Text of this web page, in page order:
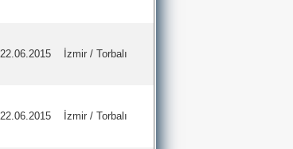
22.06.2015 İzmir / Torbalı
22.06.2015 İzmir / Torbalı